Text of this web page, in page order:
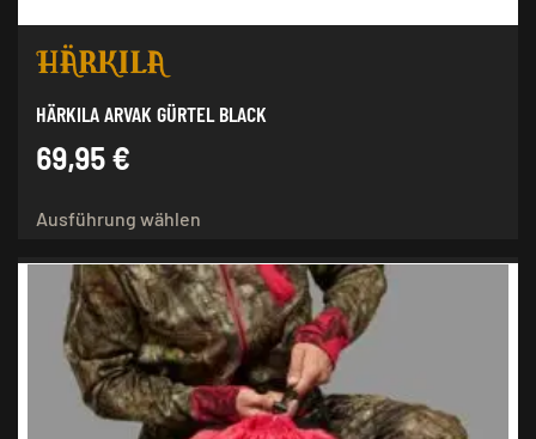
HÄRKILA ARVAK GÜRTEL BLACK
69,95 €
Ausführung wählen
mehrere
Varianten
auf.
Die
Optionen
können